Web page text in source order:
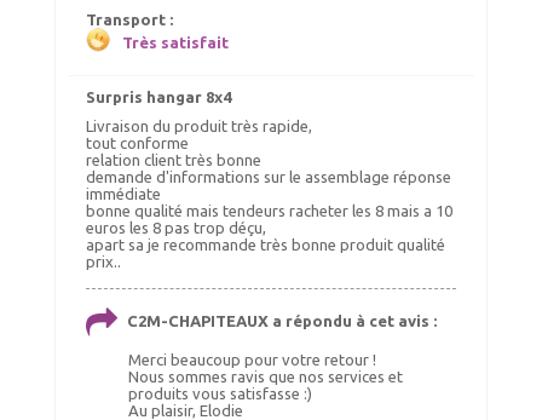
Transport :
Très satisfait
Surpris hangar 8x4
Livraison du produit très rapide,
tout conforme
relation client très bonne
demande d'informations sur le assemblage réponse
immédiate
bonne qualité mais tendeurs racheter les 8 mais a 10
euros les 8 pas trop déçu,
apart sa je recommande très bonne produit qualité
prix..
C2M-CHAPITEAUX a répondu à cet avis :
Merci beaucoup pour votre retour !
Nous sommes ravis que nos services et
produits vous satisfasse :)
Au plaisir, Elodie